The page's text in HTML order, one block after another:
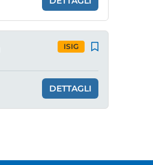
ISIG
DETTAGLI